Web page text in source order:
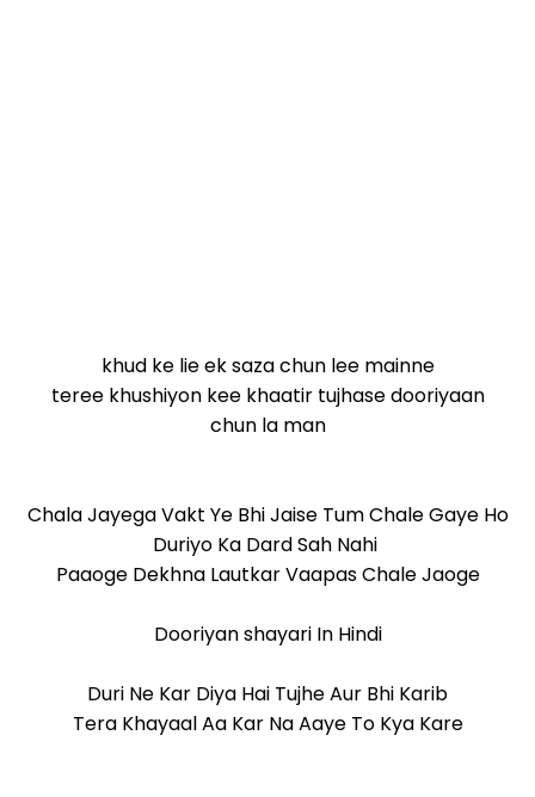
khud ke lie ek saza chun lee mainne
teree khushiyon kee khaatir tujhase dooriyaan
chun la man
Chala Jayega Vakt Ye Bhi Jaise Tum Chale Gaye Ho
Duriyo Ka Dard Sah Nahi
Paaoge Dekhna Lautkar Vaapas Chale Jaoge
Dooriyan shayari In Hindi
Duri Ne Kar Diya Hai Tujhe Aur Bhi Karib
Tera Khayaal Aa Kar Na Aaye To Kya Kare